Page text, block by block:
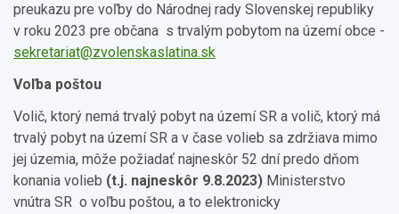
preukazu pre voľby do Národnej rady Slovenskej republiky
v roku 2023 pre občana s trvalým pobytom na území obce -
sekretariat@zvolenskaslatina.sk
Voľba poštou
Volič, ktorý nemá trvalý pobyt na území SR a volič, ktorý má
trvalý pobyt na území SR a v čase volieb sa zdržiava mimo
jej územia, môže požiadať najneskôr 52 dní predo dňom
konania volieb (t.j. najneskôr 9.8.2023) Ministerstvo
vnútra SR o voľbu poštou, a to elektronicky